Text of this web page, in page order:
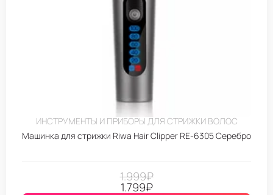
ИНСТРУМЕНТЫ И ПРИБОРЫ ДЛЯ СТРИЖКИ ВОЛОС
Машинка для стрижки Riwa Hair Clipper RE-6305 Серебро
1.999₽
1.799₽